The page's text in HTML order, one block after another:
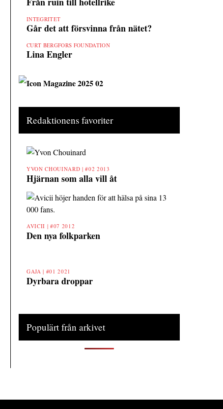
INTEGRITET
Går det att försvinna från nätet?
CURT BERGFORS FOUNDATION
Lina Engler
Redaktionens favoriter
YVON CHOUINARD |#02 2013
Hjärnan som alla vill åt
AVICII | #07 2012
Den nya folkparken
GAJA | #01 2021
Dyrbara droppar
Populärt från arkivet